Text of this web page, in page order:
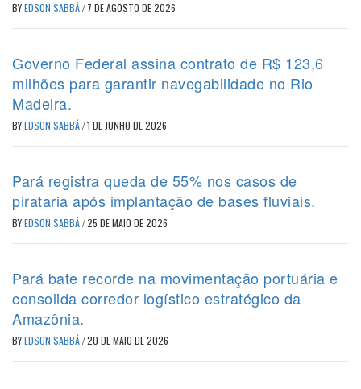
BYEDSON SABBÁ/ 7 DE AGOSTO DE 2026
Governo Federal assina contrato de R$ 123,6
milhões para garantir navegabilidade no Rio
Madeira.
BYEDSON SABBÁ/1 DE JUNHO DE 2026
Pará registra queda de 55% nos casos de
pirataria após implantação de bases fluviais.
BYEDSON SABBÁ/25 DE MAIO DE 2026
Pará bate recorde na movimentação portuária e
consolida corredor logístico estratégico da
Amazônia.
BYEDSON SABBÁ/20 DE MAIO DE 2026